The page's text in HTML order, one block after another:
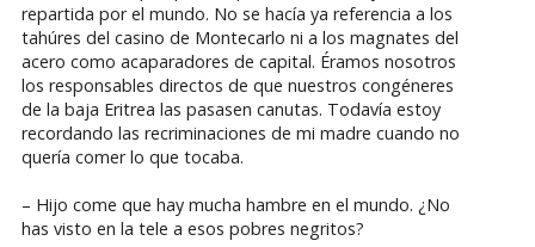
repartida por el mundo. No se hacía ya referencia a los
tahúres del casino de Montecarlo ni a los magnates del
acero como acaparadores de capital. Éramos nosotros
los responsables directos de que nuestros congéneres
de la baja Eritrea las pasasen canutas. Todavía estoy
recordando las recriminaciones de mi madre cuando no
quería comer lo que tocaba.
– Hijo come que hay mucha hambre en el mundo. ¿No
has visto en la tele a esos pobres negritos?